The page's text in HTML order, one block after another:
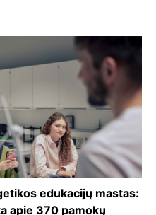
edukacijų mastas:
apie 370 pamokų